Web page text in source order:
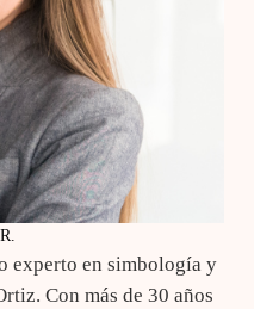
experto en simbología y
Con más de 30 años